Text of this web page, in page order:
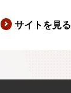
サイトを見る